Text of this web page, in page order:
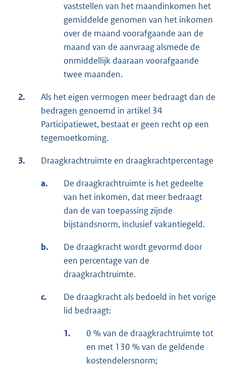
vaststellen van het maandinkomen het
gemiddelde genomen van het inkomen
over de maand voorafgaande aan de
maand van de aanvraag alsmede de
onmiddellijk daaraan voorafgaande
twee maanden.
2.
Als het eigen vermogen meer bedraagt dan de
bedragen genoemd in artikel 34
Participatiewet, bestaat er geen recht op een
tegemoetkoming.
3. Draagkrachtruimte en draagkrachtpercentage
a.
De draagkrachtruimte is het gedeelte
van het inkomen, dat meer bedraagt
dan de van toepassing zijnde
bijstandsnorm, inclusief vakantiegeld.
b.
De draagkracht wordt gevormd door
een percentage van de
draagkrachtruimte.
c.
De draagkracht als bedoeld in het vorige
lid bedraagt:
1.
0 % van de draagkrachtruimte tot
en met 130 % van de geldende
kostendelersnorm;